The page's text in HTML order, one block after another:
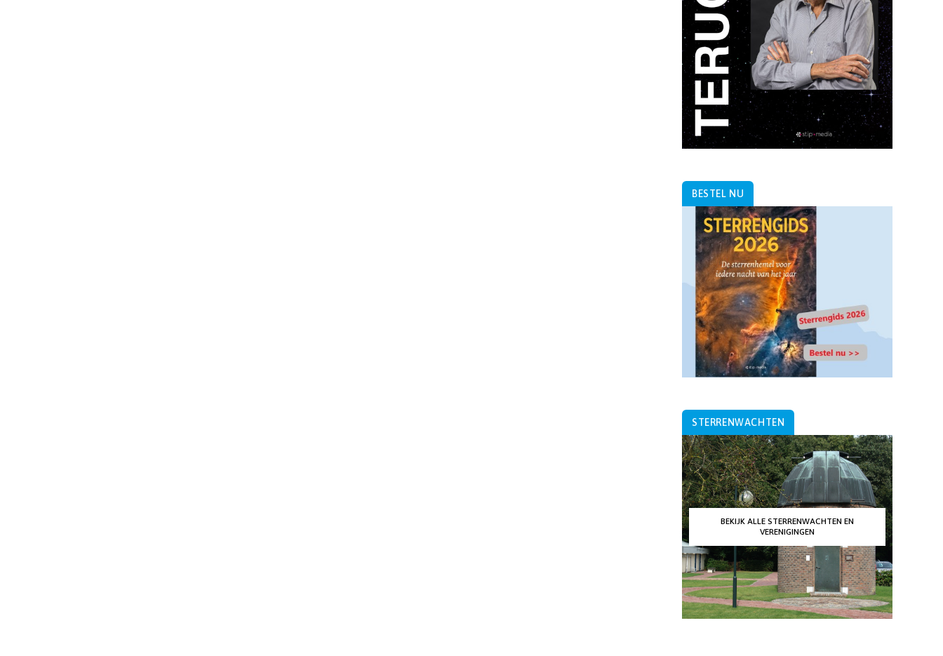
BESTEL NU
STERRENWACHTEN
BEKIJK ALLE STERRENWACHTEN EN
VERENIGINGEN